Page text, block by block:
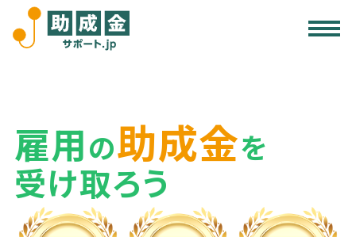
受給事例
雇用の助成金を
受け取ろう